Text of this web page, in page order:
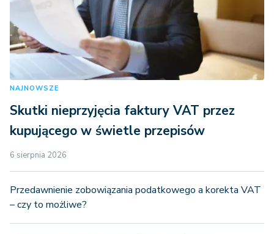
NAJNOWSZE
Skutki nieprzyjęcia faktury VAT przez
kupującego w świetle przepisów
6 sierpnia 2026
Przedawnienie zobowiązania podatkowego a korekta VAT
– czy to możliwe?